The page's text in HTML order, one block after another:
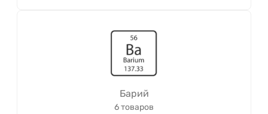
Барий
6 товаров